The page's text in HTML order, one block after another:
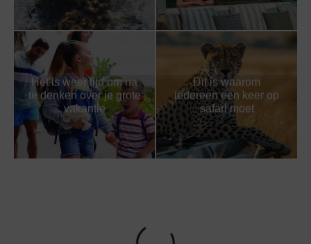
Het is weer tijd om na
te denken over je grote
vakantie
Dit is waarom
iedereen een keer op
safari moet